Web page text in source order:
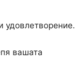
удовлетворение.
вашата